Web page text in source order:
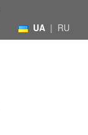
UA | RU